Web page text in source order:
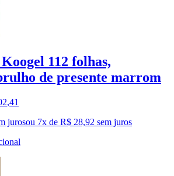
112 folhas,
de presente marrom
,41
jurosou 7x de R$ 28,92 sem juros